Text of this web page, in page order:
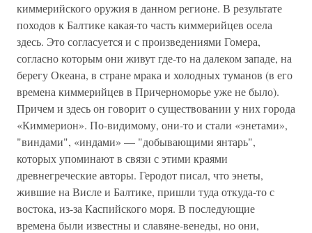
киммерийского оружия в данном регионе. В результате
походов к Балтике какая-то часть киммерийцев осела
здесь. Это согласуется и с произведениями Гомера,
согласно которым они живут где-то на далеком западе, на
берегу Океана, в стране мрака и холодных туманов (в его
времена киммерийцев в Причерноморье уже не было).
Причем и здесь он говорит о существовании у них города
«Киммерион». По-видимому, они-то и стали «энетами»,
"виндами", «индами» — "добывающими янтарь",
которых упоминают в связи с этими краями
древнегреческие авторы. Геродот писал, что энеты,
жившие на Висле и Балтике, пришли туда откуда-то с
востока, из-за Каспийского моря. В последующие
времена были известны и славяне-венеды, но они,